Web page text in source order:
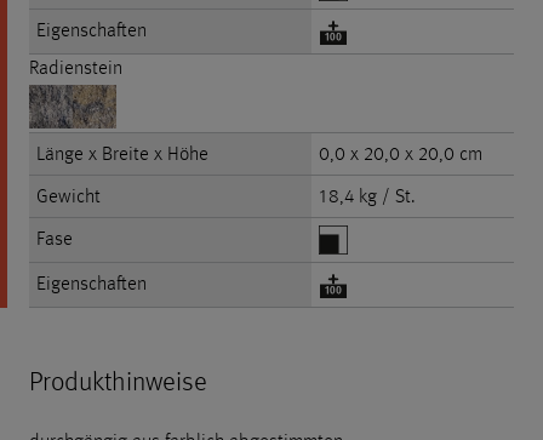
Eigenschaften
Radienstein
Länge x Breite x Höhe
0,0 x 20,0 x 20,0 cm
Gewicht
18,4 kg / St.
Fase
Eigenschaften
Produkthinweise